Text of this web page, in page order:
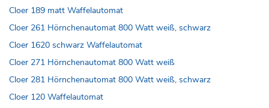
Cloer 189 matt Waffelautomat
Cloer 261 Hörnchenautomat 800 Watt weiß, schwarz
Cloer 1620 schwarz Waffelautomat
Cloer 271 Hörnchenautomat 800 Watt weiß
Cloer 281 Hörnchenautomat 800 Watt weiß, schwarz
Cloer 120 Waffelautomat